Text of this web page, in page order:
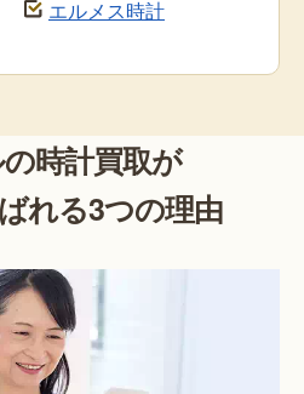
エルメス時計
時計買取が
れる3つの理由